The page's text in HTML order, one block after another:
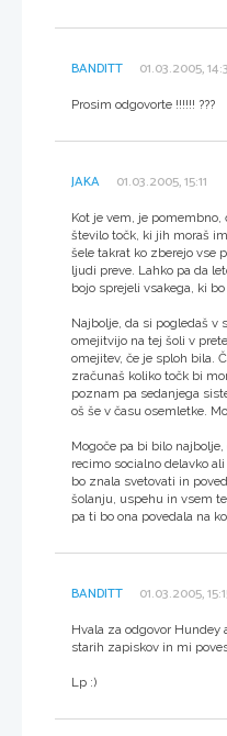
BANDITT 01.03.2005,
Prosim odgovorte !!!!!! ???
JAKA 01.03.2005, 15:11
Kot je vem, je pomembno,
število točk, ki jih moraš
šele takrat ko zberejo vse
ljudi preve. Lahko pa da
bojo sprejeli vsakega, ki
Najbolje, da si pogledaš v
omejitvijo na tej šoli v
omejitev, če je sploh bila.
zračunaš koliko točk bi
poznam pa sedanjega
oš še v času osemletke.
Mogoče pa bi bilo
recimo socialno delavko
bo znala svetovati in
šolanju, uspehu in vsem
pa ti bo ona povedala na
BANDITT 01.03.2005,
Hvala za odgovor Hundey
starih zapiskov in mi
Lp :)